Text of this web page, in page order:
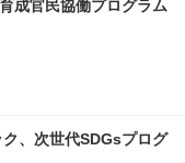
成官民協働プログラム
、次世代SDGsプログ